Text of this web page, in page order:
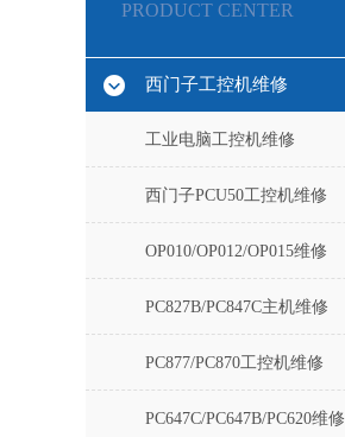
PRODUCT CENTER
西门子工控机维修
工业电脑工控机维修
西门子PCU50工控机维修
OP010/OP012/OP015维修
PC827B/PC847C主机维修
PC877/PC870工控机维修
PC647C/PC647B/PC620维修